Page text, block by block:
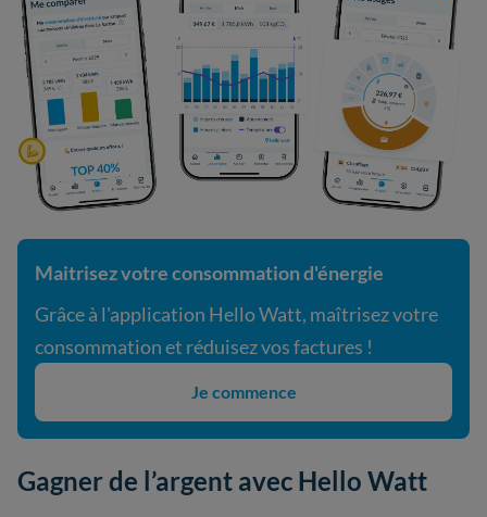
Maitrisez votre consommation d'énergie
Grâce à l'application Hello Watt, maîtrisez votre
consommation et réduisez vos factures !
Je commence
Gagner de l’argent avec Hello Watt